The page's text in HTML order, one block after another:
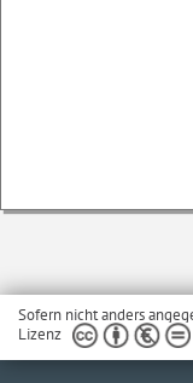
Sofern nicht anders
Lizenz